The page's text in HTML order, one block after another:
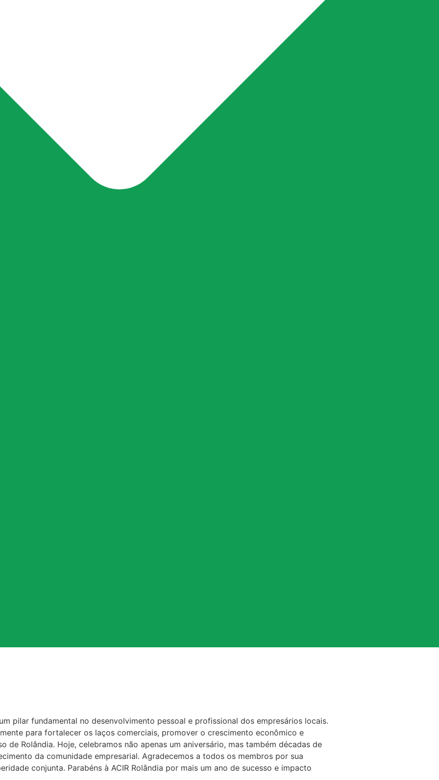
pilar fundamental no desenvolvimento pessoal e profissional dos empresários locais.
para fortalecer os laços comerciais, promover o crescimento econômico e
Rolândia. Hoje, celebramos não apenas um aniversário, mas também décadas de
da comunidade empresarial. Agradecemos a todos os membros por sua
conjunta. Parabéns à ACIR Rolândia por mais um ano de sucesso e impacto